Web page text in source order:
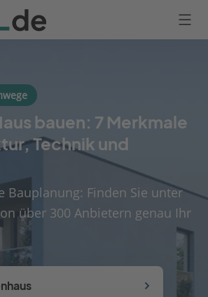
bauen: 7 Merkmale
Technik und
Bauplanung: Finden Sie unter
über 300 Anbietern genau Ihr